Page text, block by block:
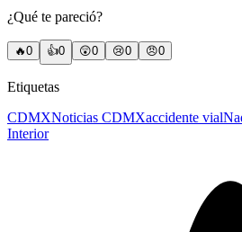
¿Qué te pareció?
🔥0 👍0 😲0 😢0 😠0
Etiquetas
CDMXNoticias CDMXaccidente vial
Interior